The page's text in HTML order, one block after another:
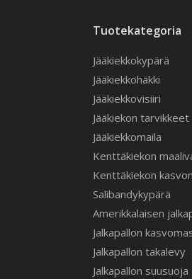
Tuotekategoria
Jääkiekkokypärä
Jääkiekkohäkki
Jääkiekkovisiiri
Jääkiekon tarvikkeet
Jääkiekkomaila
Kenttäkiekon
Kenttäkiekon
Salibandykypärä
Amerikkalaisen
Jalkapallon
Jalkapallon takalevy
Jalkapallon suusuoja